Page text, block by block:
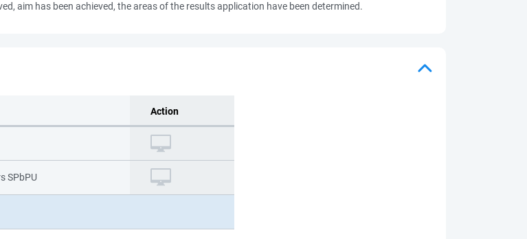
aim has been achieved, the areas of the results application have been determined.
Action
SPbPU